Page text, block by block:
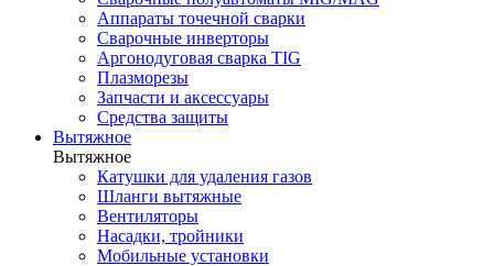
Аппараты точечной сварки
Сварочные инверторы
Аргонодуговая сварка TIG
Плазморезы
Запчасти и аксессуары
Средства защиты
Вытяжное
Вытяжное
Катушки для удаления газов
Шланги вытяжные
Вентиляторы
Насадки, тройники
Мобильные установки